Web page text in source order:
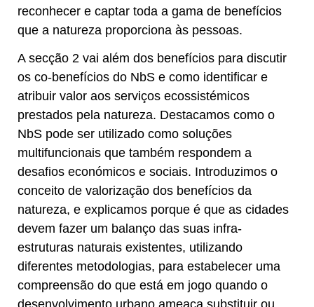
reconhecer e captar toda a gama de benefícios
que a natureza proporciona às pessoas.
A secção 2 vai além dos benefícios para discutir
os co-benefícios do NbS e como identificar e
atribuir valor aos serviços ecossistémicos
prestados pela natureza. Destacamos como o
NbS pode ser utilizado como soluções
multifuncionais que também respondem a
desafios económicos e sociais. Introduzimos o
conceito de valorização dos benefícios da
natureza, e explicamos porque é que as cidades
devem fazer um balanço das suas infra-
estruturas naturais existentes, utilizando
diferentes metodologias, para estabelecer uma
compreensão do que está em jogo quando o
desenvolvimento urbano ameaça substituir ou